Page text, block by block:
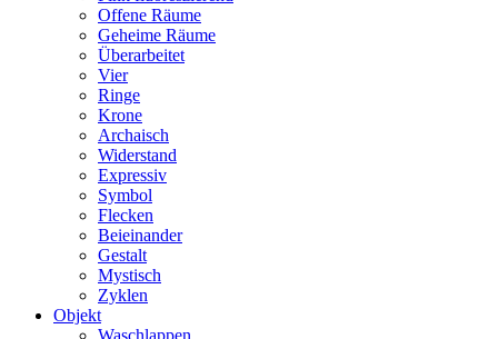
Offene Räume
Geheime Räume
Überarbeitet
Vier
Ringe
Krone
Archaisch
Widerstand
Expressiv
Symbol
Flecken
Beieinander
Gestalt
Mystisch
Zyklen
Objekt
Waschlappen